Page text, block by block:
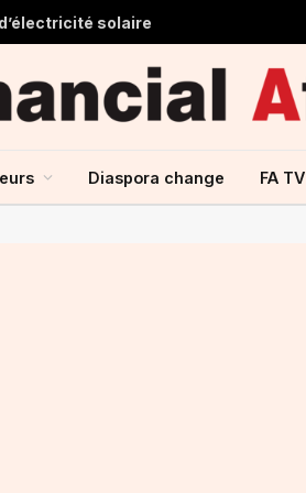
solaire
Diaspora change FA TV